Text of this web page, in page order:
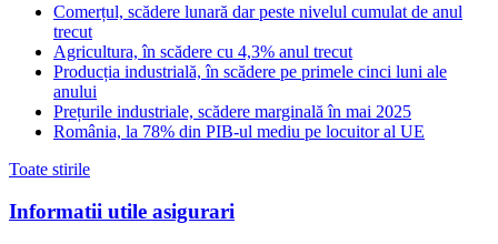
Comerțul, scădere lunară dar peste nivelul cumulat de anul
trecut
Agricultura, în scădere cu 4,3% anul trecut
Producția industrială, în scădere pe primele cinci luni ale
anului
Prețurile industriale, scădere marginală în mai 2025
România, la 78% din PIB-ul mediu pe locuitor al UE
Toate stirile
Informatii utile asigurari